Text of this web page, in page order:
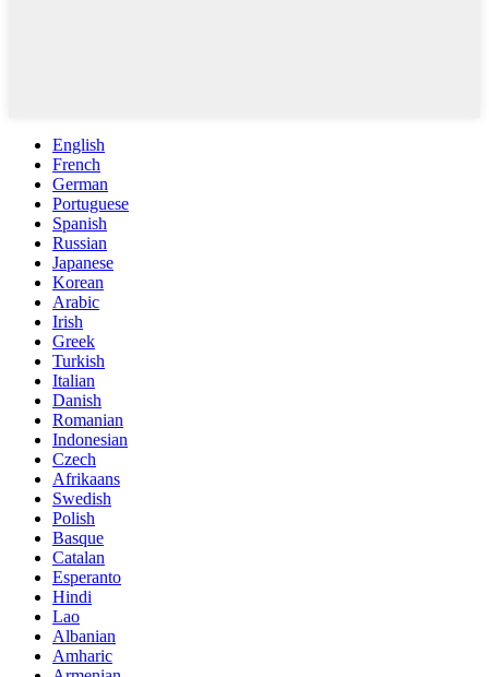
English
French
German
Portuguese
Spanish
Russian
Japanese
Korean
Arabic
Irish
Greek
Turkish
Italian
Danish
Romanian
Indonesian
Czech
Afrikaans
Swedish
Polish
Basque
Catalan
Esperanto
Hindi
Lao
Albanian
Amharic